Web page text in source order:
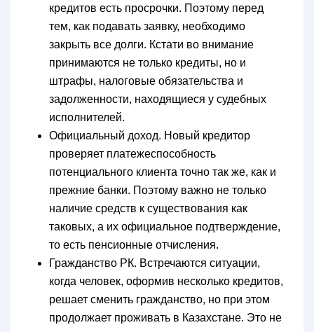
кредитов есть просрочки. Поэтому перед
тем, как подавать заявку, необходимо
закрыть все долги. Кстати во внимание
принимаются не только кредиты, но и
штрафы, налоговые обязательства и
задолженности, находящиеся у судебных
исполнителей.
Официальный доход. Новый кредитор
проверяет платежеспособность
потенциального клиента точно так же, как и
прежние банки. Поэтому важно не только
наличие средств к существования как
таковых, а их официальное подтверждение,
то есть пенсионные отчисления.
Гражданство РК. Встречаются ситуации,
когда человек, оформив несколько кредитов,
решает сменить гражданство, но при этом
продолжает проживать в Казахстане. Это не